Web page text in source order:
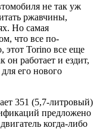
не так уж
ржавчины,
Но самая
что все по-
этот Torino все еще
он работает и ездит,
его нового
351 (5,7-литровый)
предложено
когда-либо